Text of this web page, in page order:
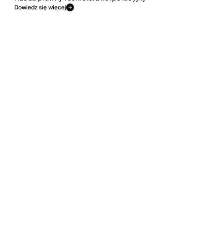
Dowiedz się więcej